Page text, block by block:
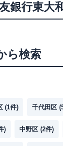
銀行東大
ら検索
(1件) 千代田区 (
) 中野区 (2件)